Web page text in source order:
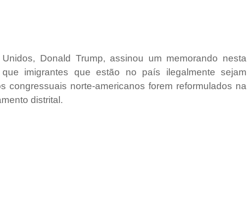
Donald Trump, assinou um memorando nesta
imigrantes que estão no país ilegalmente sejam
congressuais norte-americanos forem reformulados na
distrital.